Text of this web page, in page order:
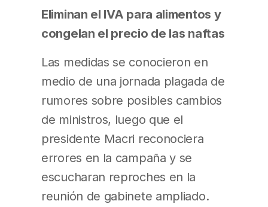
Eliminan el IVA para alimentos y
congelan el precio de las naftas
Las medidas se conocieron en
medio de una jornada plagada de
rumores sobre posibles cambios
de ministros, luego que el
presidente Macri reconociera
errores en la campaña y se
escucharan reproches en la
reunión de gabinete ampliado.